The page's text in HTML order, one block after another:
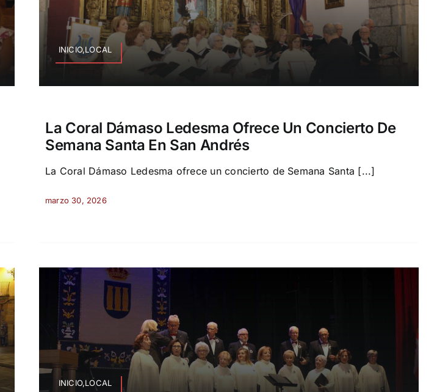
INICIO,LOCAL
La Coral Dámaso Ledesma Ofrece Un Concierto De
Semana Santa En San Andrés
La Coral Dámaso Ledesma ofrece un concierto de Semana Santa [...]
marzo 30, 2026
INICIO,LOCAL